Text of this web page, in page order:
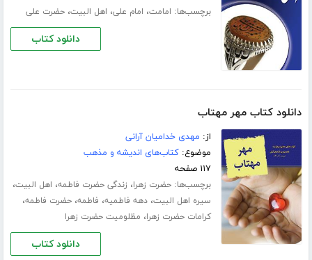
برچسب‌ها: امامت، امام علی، اهل البیت،حضرت علی
دانلود کتاب
دانلود کتاب مهر مهتاب
از: مهدی خدامیان آرانی
موضوع:کتاب‌های اندیشه و مذهب
۱۱۷ صفحه
برچسب‌ها:حضرت زهرا، زندگی حضرت فاطمه، اهل البیت،
سیره اهل البیت،دهه فاطمیه، فاطمه،حضرت فاطمه،
کرامات حضرت زهرا، مظلومیت حضرت زهرا
دانلود کتاب